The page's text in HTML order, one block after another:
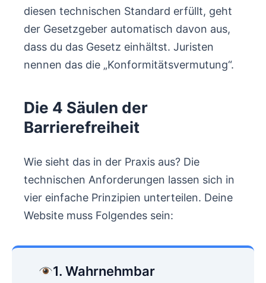
diesen technischen Standard erfüllt, geht
der Gesetzgeber automatisch davon aus,
dass du das Gesetz einhältst. Juristen
nennen das die „Konformitätsvermutung“.
Die 4 Säulen der
Barrierefreiheit
Wie sieht das in der Praxis aus? Die
technischen Anforderungen lassen sich in
vier einfache Prinzipien unterteilen. Deine
Website muss Folgendes sein:
1. Wahrnehmbar